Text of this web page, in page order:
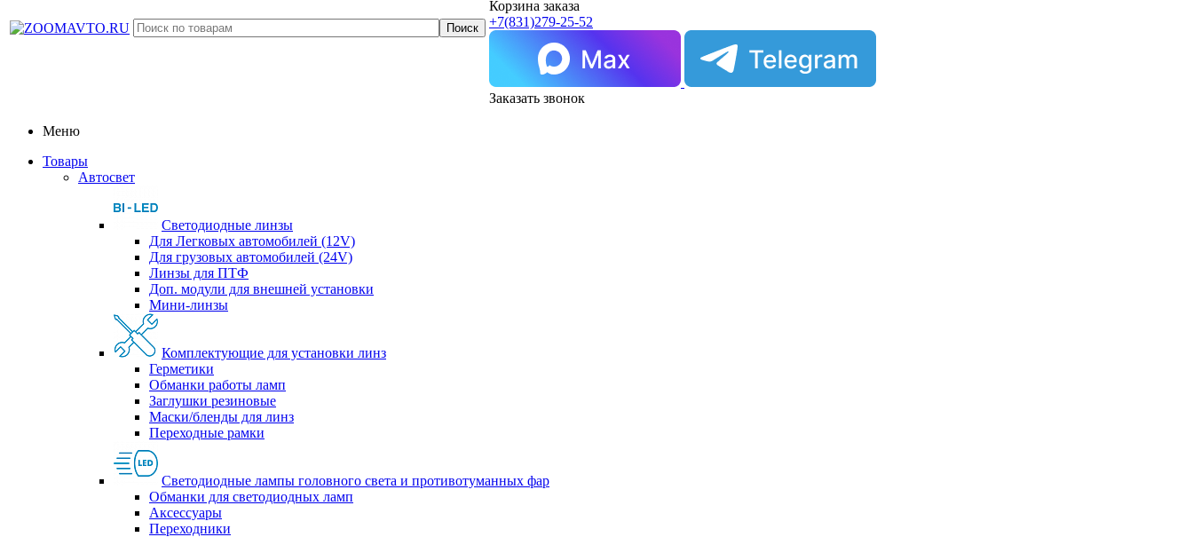
Корзина заказа
+7(831)279-25-52
Заказать звонок
Меню
Товары
Автосвет
Светодиодные линзы
Для Легковых автомобилей (12V)
Для грузовых автомобилей (24V)
Линзы для ПТФ
Доп. модули для внешней установки
Мини-линзы
Комплектующие для установки линз
Герметики
Обманки работы ламп
Заглушки резиновые
Маски/бленды для линз
Переходные рамки
Светодиодные лампы головного света и противотуманных фар
Обманки для светодиодных ламп
Аксессуары
Переходники